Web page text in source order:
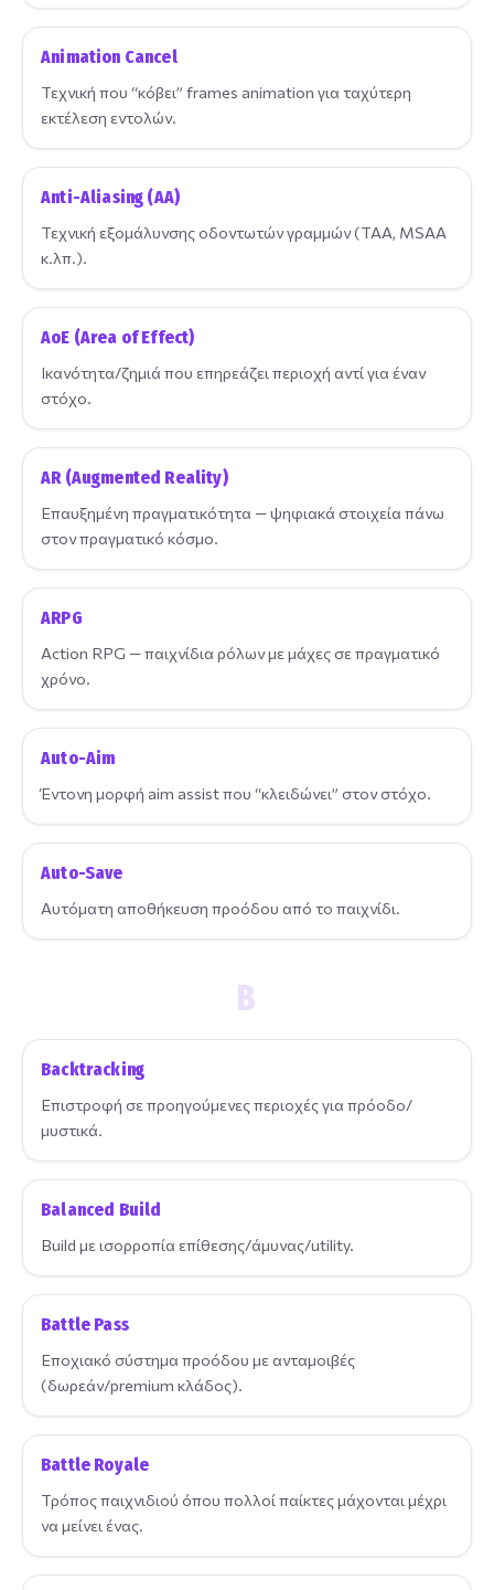
Animation Cancel
Τεχνική που “κόβει” frames animation για ταχύτερη
εκτέλεση εντολών.
Anti-Aliasing (AA)
Τεχνική εξομάλυνσης οδοντωτών γραμμών (TAA, MSAA
κ.λπ.).
AoE (Area of Effect)
Ικανότητα/ζημιά που επηρεάζει περιοχή αντί για έναν
στόχο.
AR (Augmented Reality)
Επαυξημένη πραγματικότητα — ψηφιακά στοιχεία πάνω
στον πραγματικό κόσμο.
ARPG
Action RPG — παιχνίδια ρόλων με μάχες σε πραγματικό
χρόνο.
Auto-Aim
Έντονη μορφή aim assist που “κλειδώνει” στον στόχο.
Auto-Save
Αυτόματη αποθήκευση προόδου από το παιχνίδι.
B
Backtracking
Επιστροφή σε προηγούμενες περιοχές για πρόοδο/
μυστικά.
Balanced Build
Build με ισορροπία επίθεσης/άμυνας/utility.
Battle Pass
Εποχιακό σύστημα προόδου με ανταμοιβές
(δωρεάν/premium κλάδος).
Battle Royale
Τρόπος παιχνιδιού όπου πολλοί παίκτες μάχονται μέχρι
να μείνει ένας.